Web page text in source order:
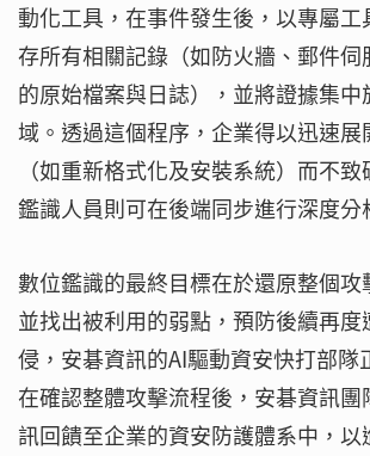
動化工具，在事件發生後，以專屬
存所有相關記錄（如防火牆、郵件
的原始檔案與日誌），並將證據集
域。透過這個程序，企業得以迅速展
（如重新格式化及安裝系統）而不
鑑識人員則可在後端同步進行深度分
數位鑑識的最終目標在於還原整個攻
並找出被利用的弱點，預防後續再
侵，安碁資訊的AI驅動資安快打部隊
在確認整體攻擊流程後，安碁資訊
訊回饋至企業的資安防護體系中，